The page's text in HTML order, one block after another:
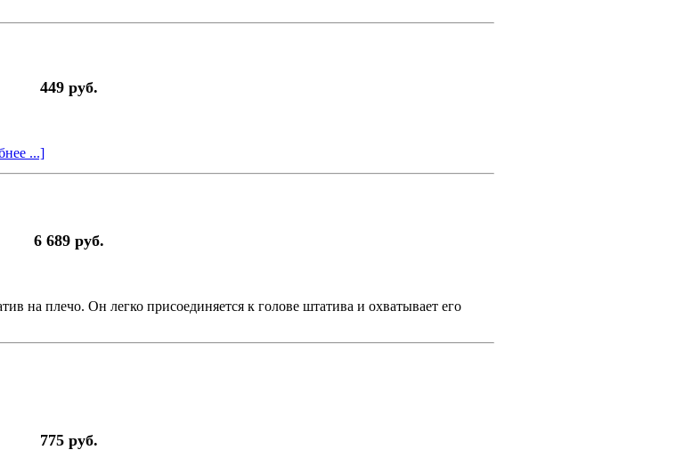
449 руб.
...]
6 689 руб.
на плечо. Он легко присоединяется к голове штатива и охватывает его
775 руб.